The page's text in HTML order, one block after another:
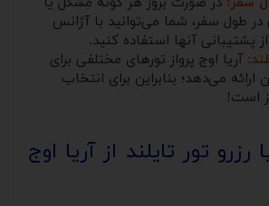
در طول سفر، شما می‌توانید با آژانس
پشتیبانی آنها استفاده کنید.
آریا اوج پرواز تورهای مختلفی برای
ارائه می‌دهد؛ بنابراین برای انتخاب
است!
رزرو تور تایلند از آریا اوج